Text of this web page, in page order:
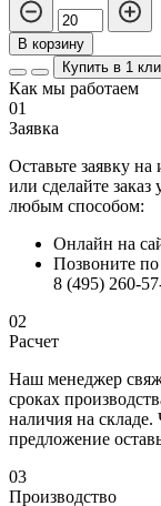
В корзину
Купить в 1
Как мы работаем
01
Заявка
Оставьте заявку
или сделайте
любым способом:
Онлайн на
Позвоните
8 (495) 260-
02
Расчет
Наш менеджер
сроках
наличия на
предложение
03
Производство